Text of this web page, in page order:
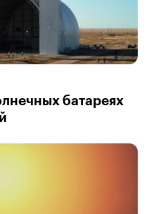
батареях